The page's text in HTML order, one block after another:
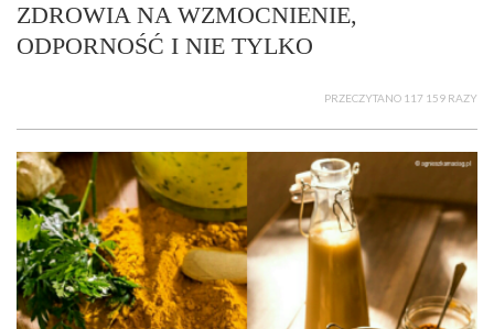
ZDROWIA NA WZMOCNIENIE,
ODPORNOŚĆ I NIE TYLKO
PRZECZYTANO 117 159 RAZY